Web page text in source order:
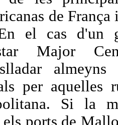
de França
el cas d'un
Major
per aquelles
Si la
ports de